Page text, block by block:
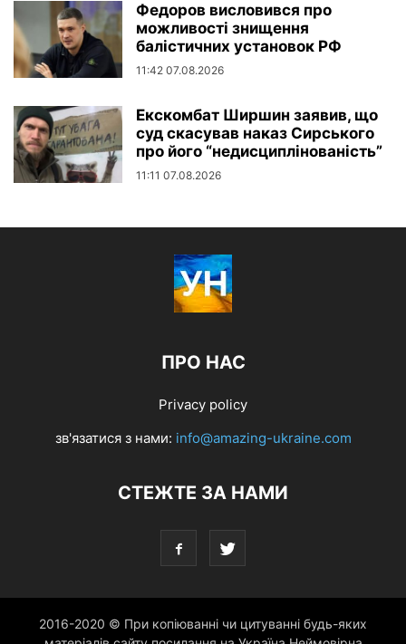
Федоров висловився про
можливості знищення
балістичних установок РФ
11:42 07.08.2026
Екскомбат Ширшин заявив, що
суд скасував наказ Сирського
про його “недисциплінованість”
11:11 07.08.2026
ПРО НАС
Privacy policy
зв'язатися з нами: info@amazing-ukraine.com
СТЕЖТЕ ЗА НАМИ
2016-2020 © При копіюванні чи цитуванні будь-яких